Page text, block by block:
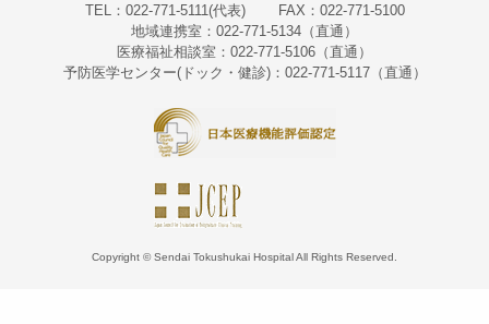
TEL：022-771-5111(代表)
FAX：022-771-5100
地域連携室：022-771-5134（直通）
医療福祉相談室：022-771-5106（直通）
予防医学センター(ドック・健診)：022-771-5117（直通）
Copyright © Sendai Tokushukai Hospital All Rights Reserved.